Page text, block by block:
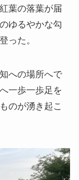
葉の落葉が届
ゆるやかな勾
った。
への場所へで
一歩一歩足を
のが湧き起こ